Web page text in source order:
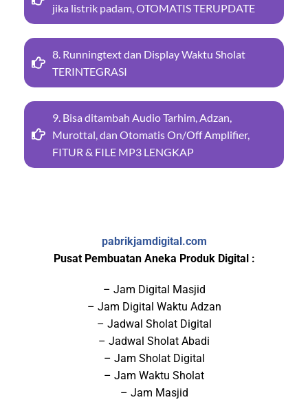
jika listrik padam, OTOMATIS TERUPDATE
8. Runningtext dan Display Waktu Sholat
TERINTEGRASI
9. Bisa ditambah Audio Tarhim, Adzan,
Murottal, dan Otomatis On/Off Amplifier,
FITUR & FILE MP3 LENGKAP
pabrikjamdigital.com
Pusat Pembuatan Aneka Produk Digital :
– Jam Digital Masjid
– Jam Digital Waktu Adzan
– Jadwal Sholat Digital
– Jadwal Sholat Abadi
– Jam Sholat Digital
– Jam Waktu Sholat
– Jam Masjid